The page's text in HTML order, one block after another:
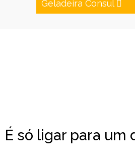
Geladeira Consul
É só ligar para um